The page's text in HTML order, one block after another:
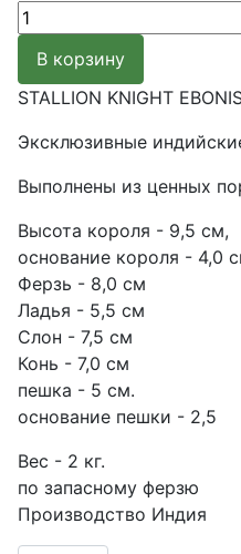
STALLION KNIGHT
Эксклюзивные
Выполнены из ценных
Высота короля - 9,5 см,
основание короля - 4,0
Ферзь - 8,0 см
Ладья - 5,5 см
Слон - 7,5 см
Конь - 7,0 см
пешка - 5 см.
основание пешки - 2,5
Вес - 2 кг.
по запасному ферзю
Производство Индия